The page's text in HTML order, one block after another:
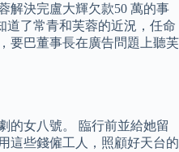
解決完盧大輝欠款50 萬的事
道了常青和芙蓉的近況，任命
要巴董事長在廣告問題上聽芙
的女八號。 臨行前並給她留
這些錢僱工人，照顧好天台的